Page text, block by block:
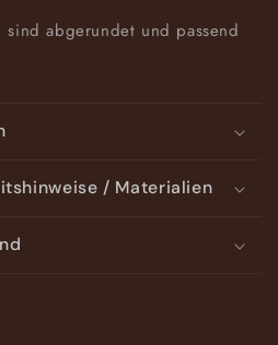
sind abgerundet und passend
/ Materialien